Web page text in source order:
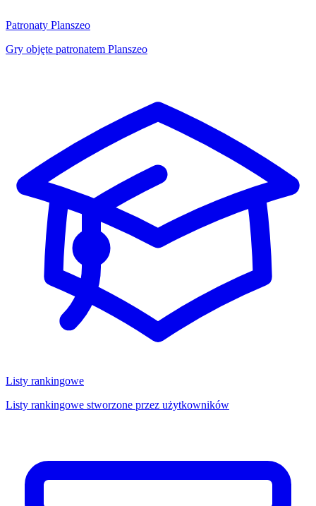
Patronaty Planszeo
Gry objęte patronatem Planszeo
Listy rankingowe
Listy rankingowe stworzone przez użytkowników